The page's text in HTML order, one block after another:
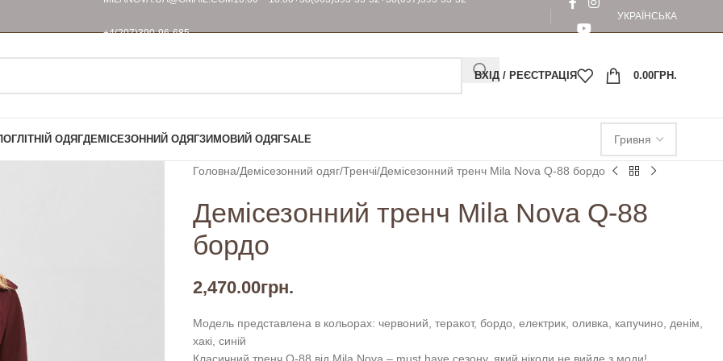
+4(207)390-96-685
УКРАЇНСЬКА
ВХІД / РЕЄСТРАЦІЯ 0.00ГРН.
ЛІТНІЙ ОДЯГДЕМІСЕЗОННИЙ ОДЯГЗИМОВИЙ ОДЯГSALE
Головна Демісезонний одяг Тренчі Демісезонний тренч Mila Nova Q-88 бордо
Демісезонний тренч Mila Nova Q-88
бордо
2,470.00грн.
Модель представлена в кольорах: червоний, теракот, бордо, електрик, оливка, капучино, денім,
хакі, синій